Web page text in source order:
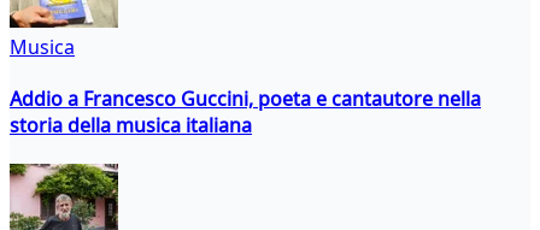
Musica
Addio a Francesco Guccini, poeta e cantautore nella
storia della musica italiana